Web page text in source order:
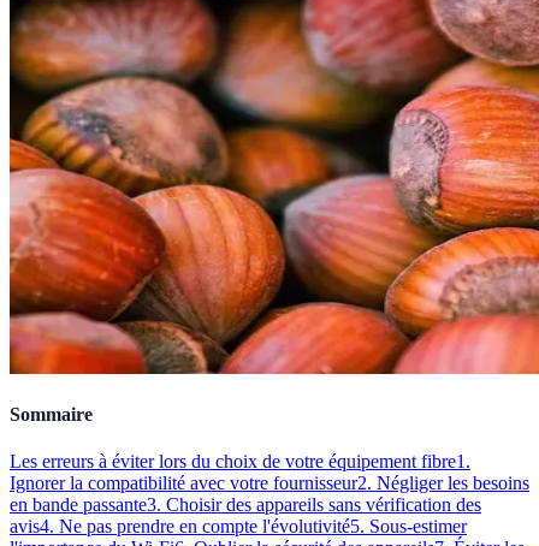
Sommaire
Les erreurs à éviter lors du choix de votre équipement fibre1.
Ignorer la compatibilité avec votre fournisseur2. Négliger les besoins
en bande passante3. Choisir des appareils sans vérification des
avis4. Ne pas prendre en compte l'évolutivité5. Sous-estimer